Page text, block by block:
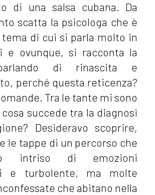
di una salsa cubana. Da
scatta la psicologa che è
di cui si parla molto in
ovunque, si racconta la
di rinascita e
perché questa reticenza?
Tra le tante mi sono
succede tra la diagnosi
Desideravo scoprire,
le tappe di un percorso che
intriso di emozioni
e turbolente, ma molte
che abitano nella